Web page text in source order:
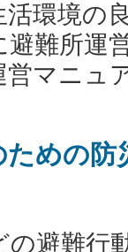
環境の
難所運
営マニュ
ための防
避難行